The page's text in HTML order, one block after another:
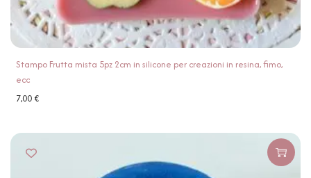
Stampo Frutta mista 5pz 2cm in silicone per creazioni in resina, fimo,
ecc
7,00€